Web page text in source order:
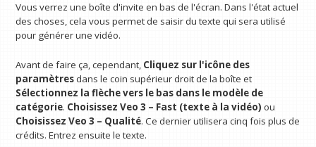
Vous verrez une boîte d'invite en bas de l'écran. Dans l'état actuel
des choses, cela vous permet de saisir du texte qui sera utilisé
pour générer une vidéo.
Avant de faire ça, cependant, Cliquez sur l'icône des
paramètresdans le coin supérieur droit de la boîte et
Sélectionnez la flèche vers le bas dans le modèle de
catégorie. Choisissez Veo 3 – Fast (texte à la vidéo)ou
Choisissez Veo 3 – Qualité. Ce dernier utilisera cinq fois plus de
crédits. Entrez ensuite le texte.